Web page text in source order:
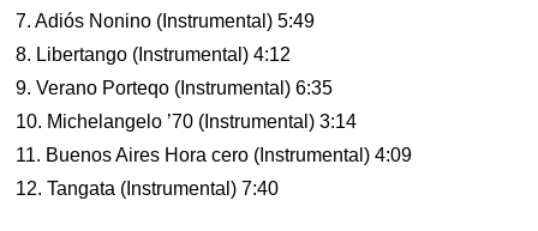
7. Adiós Nonino (Instrumental) 5:49
8. Libertango (Instrumental) 4:12
9. Verano Porteqo (Instrumental) 6:35
10. Michelangelo ’70 (Instrumental) 3:14
11. Buenos Aires Hora cero (Instrumental) 4:09
12. Tangata (Instrumental) 7:40